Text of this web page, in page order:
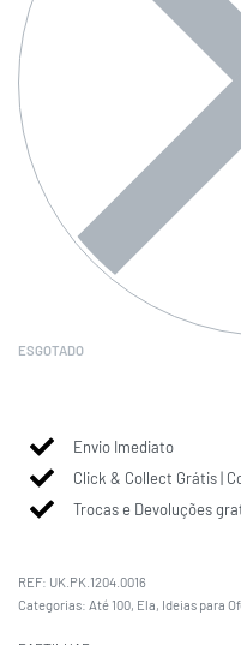
ESGOTADO
Envio Imediato
Click & Collect Grátis |
Trocas e Devoluções
UK.PK.1204.0016
Categorias: Até 100, Ela, Ideias para